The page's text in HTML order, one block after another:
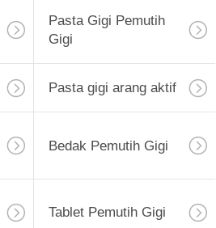
Pasta Gigi Pemutih
Gigi
Pasta gigi arang aktif
Bedak Pemutih Gigi
Tablet Pemutih Gigi